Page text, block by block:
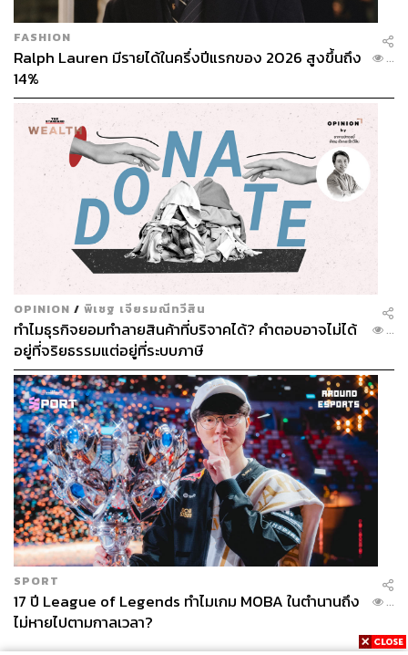
TAGS: เสื้อเกราะกันกระสุน
กองทัพบก
วิโรจน์ ลักขณาอดิศร
เอกราช อุดมอำนวย
คณะกรรมาธิการการทหาร
สภาผู้แทนราษฎร
พรรคประชาชน
กัณฐัศว์ พงศ์ไพบูลย์เวชย์
ทหาร
FASHION
Ralph Lauren มีรายได้ในครึ่งปีแรกของ 2026 สูงขึ้นถึง
14%
...
OPINION / พิเชฐ เจียรมณีทวีสิน
ทำไมธุรกิจยอมทำลายสินค้าที่บริจาคได้? คำตอบอาจไม่ได้
อยู่ที่จริยธรรมแต่อยู่ที่ระบบภาษี
...
SPORT
17 ปี League of Legends ทำไมเกม MOBA ในตำนานถึง
ไม่หายไปตามกาลเวลา?
...